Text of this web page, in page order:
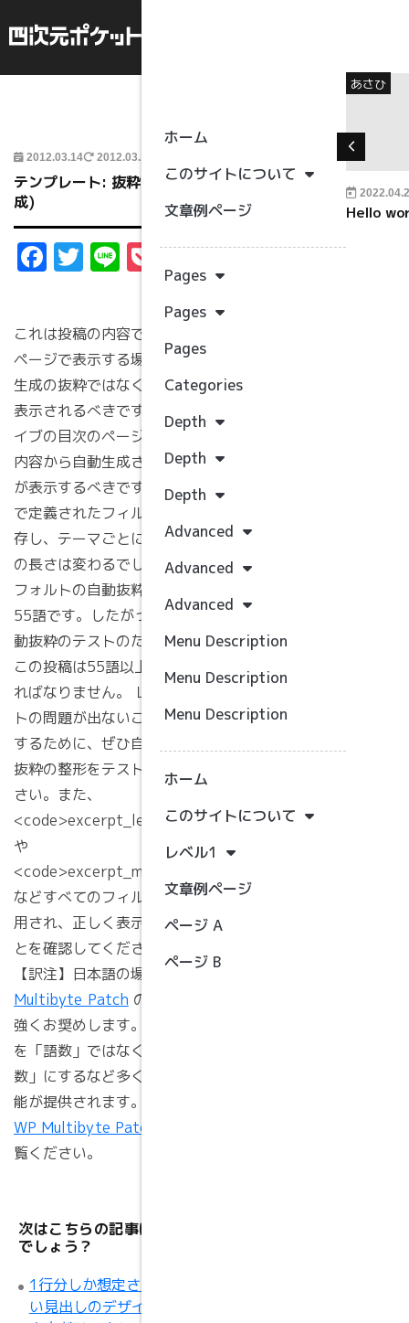
ホーム
このサイトについて
文章例ページ
Pages
Pages
Pages
Categories
Depth
Depth
Depth
Advanced
Advanced
Advanced
Menu Description
Menu Description
Menu Description
ホーム
このサイトについて
レベル1
文章例ページ
ページ A
ページ B
マークアップ: 特殊記号を含
あさひ
Hello
2012.03.14 2012.03.14
テンプレート: 抜粋 (自動生
成)
Facebook
Twitter
LinePocket
共
有
これは投稿の内容です。単独
ページで表示する場合、自動
生成の抜粋ではなく、これが
表示されるべきです。アーカ
イブの目次のページは、この
内容から自動生成された抜粋
が表示するべきです。テーマ
で定義されたフィルターに依
存し、テーマごとに自動抜粋
の長さは変わるでしょう。デ
フォルトの自動抜粋の長さは
55語です。したがって、自
動抜粋のテストのためには、
この投稿は55語以上でなけ
ればなりません。 レイアウ
トの問題が出ないことを保証
するために、ぜひ自動生成の
抜粋の整形をテストしてくだ
さい。また、
<code>excerpt_length</code>
や
<code>excerpt_more</code>
などすべてのフィルターが適
用され、正しく表示されるこ
とを確認してください。
【訳注】日本語の場合、
WP
Multibyte Patch の利用を
強くお奨めします。抜粋の量
を「語数」ではなく「文字
数」にするなど多くの補助機
能が提供されます。詳しくは
WP Multibyte Patch
覧ください。
次はこちらの記事はいかが
でしょう？
1行分しか想定されていな
い見出しのデザインだと
カテゴリー
未分類
おおさか
オーストラリア
エジプト
ウクライナ
アメリカ
新着記事
み出してしまってあ